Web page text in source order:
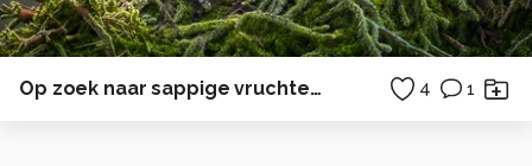
Op zoek naar sappige vruchten 1 4 1